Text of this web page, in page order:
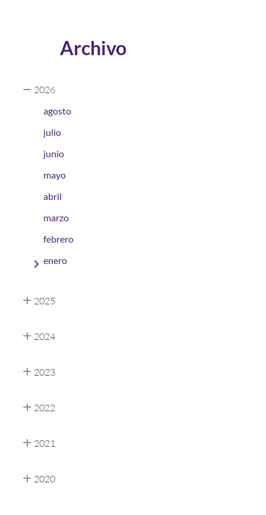
Archivo
2026
agosto
julio
junio
mayo
abril
marzo
febrero
enero
2025
2024
2023
2022
2021
2020